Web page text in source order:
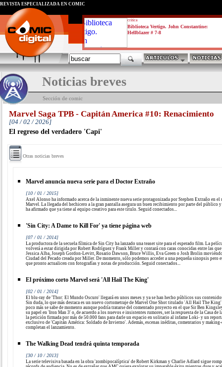
critica
Biblioteca Vertigo. John Constantine:
Hellblazer # 7-8
REVISTA ESPECIALIZADA EN CÓMIC
Noticias breves
Sección de comic
Marvel Saga TPB - Capitán America #10: Renacimiento
[04 / 02 / 2026]
El regreso del verdadero 'Capi'
Otras noticias breves
Marvel anuncia nueva serie para el Doctor Extraño
[10 / 01 / 2015]
Axel Alonso ha informado acerca de la inminente nueva serie protagonizada por Stephen Extraño en el
Marvel. La llegada del hechicero a la gran pantalla asegura un buen recibimiento por parte del público
ha afirmado que ya tiene al equipo creativo para este título. Seguid conectados...
'Sin City: A Dame to Kill For' ya tiene página web
[07 / 01 / 2014]
La productora de la secuela fílmica de Sin City ha lanzado una teaser site para el esperado film. La
volverá a estar dirigida por Robert Rodríguez y Frank Miller y contará con caras conocidas entre las que
Jessica Alba, Joseph Gordon-Levitt, Rosario Dawson, Bruce Willis, Eva Green o Josh Brolin
Ciudad del Pecado creada por Miller. De momento, sólo podemos acceder a una pequeña sinopsis pero
que pronto actualicen con fotografías y notas de producción. Seguid conectados...
El próximo corto Marvel será 'All Hail The King'
[02 / 01 / 2014]
El blu-ray de 'Thor: El Mundo Oscuro' llegará en unos meses y ya se han hecho públicos sus
Sin duda, lo que más destaca es un nuevo cortometraje de Marvel One Shot titulado 'All Hail The
poco más se sabe de momento aunque podría tratarse del comentado proyecto en el que Sir Ben
su papel en 'Iron Man 3' o, de acuerdo a los nuevos e insistentes rumores, ser la respuesta de la Casa de
la petición firmada por más de 50.000 fans para darle un espacio en solitario al infame Loki- y un
exclusivo de 'Capitán América: Soldado de Invierno'. Además, escenas inéditas, comentarios y
completan el lanzamiento.
The Walking Dead tendrá quinta temporada
[30 / 10 / 2013]
La serie televisiva basada en la obra 'zombipocalíptica' de Robert Kirkman y Charlie Adlard sigue